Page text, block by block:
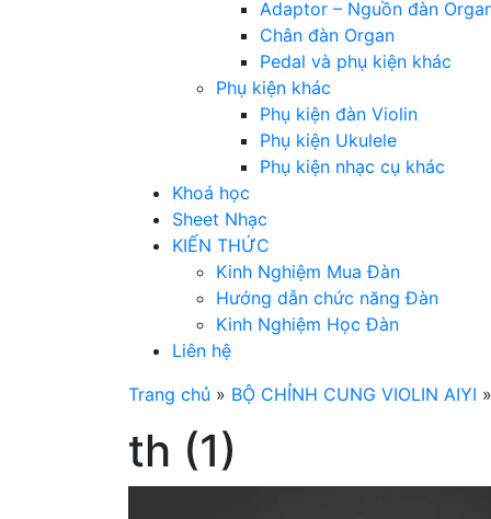
Adaptor – Nguồn đàn
Chân đàn Organ
Pedal và phụ kiện khác
Phụ kiện khác
Phụ kiện đàn Violin
Phụ kiện Ukulele
Phụ kiện nhạc cụ khác
Khoá học
Sheet Nhạc
KIẾN THỨC
Kinh Nghiệm Mua Đàn
Hướng dẫn chức năng Đàn
Kinh Nghiệm Học Đàn
Liên hệ
Trang chủ » BỘ CHỈNH CUNG VIOLIN AIYI »
th (1)